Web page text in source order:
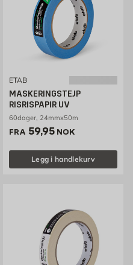
ETAB
MASKERINGSTEJP
RISRISPAPIR UV
60dager, 24mmx50m
FRA Pris 59.95 NOK /stk
59,95 NOK
Legg i handlekurv